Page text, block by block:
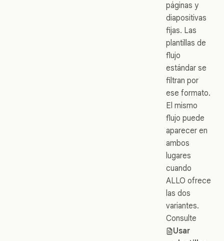
páginas y
diapositivas
fijas. Las
plantillas de
flujo
estándar se
filtran por
ese formato.
El mismo
flujo puede
aparecer en
ambos
lugares
cuando
ALLO ofrece
las dos
variantes.
Consulte
Usar